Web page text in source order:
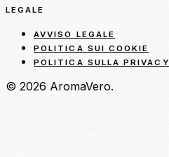
LEGALE
AVVISO LEGALE
POLITICA SUI COOKIE
POLITICA SULLA PRIVACY
© 2026 AromaVero.